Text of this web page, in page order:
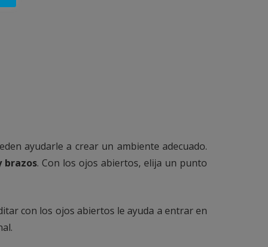
ayudarle a crear un ambiente adecuado.
brazos. Con los ojos abiertos, elija un punto
con los ojos abiertos le ayuda a entrar en